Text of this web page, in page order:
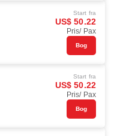
Start fra
US$ 50.22
Pris/ Pax
Bog
Start fra
US$ 50.22
Pris/ Pax
Bog